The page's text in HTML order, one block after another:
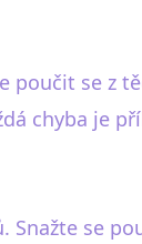
se z
chyba je
se